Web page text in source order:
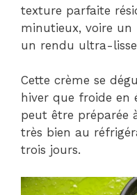
texture parfaite
minutieux, voire un
un rendu ultra-
Cette crème se
hiver que froide en
peut être préparée
très bien au
trois jours.